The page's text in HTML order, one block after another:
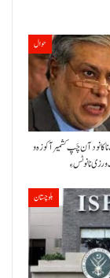
حوال
کانود آن چَپ کشمیر آ کوزہ و
بلوچستان